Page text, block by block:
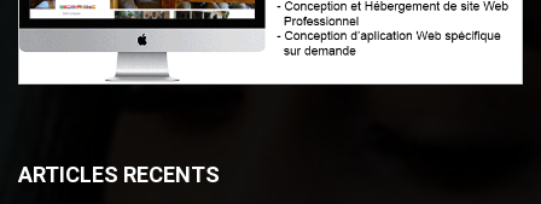
ARTICLES RECENTS